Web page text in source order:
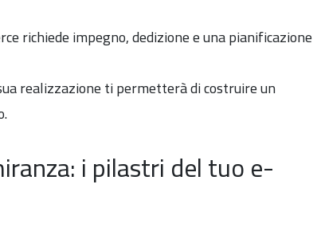
richiede impegno, dedizione e una pianificazione
realizzazione ti permetterà di costruire un
i pilastri del tuo e-